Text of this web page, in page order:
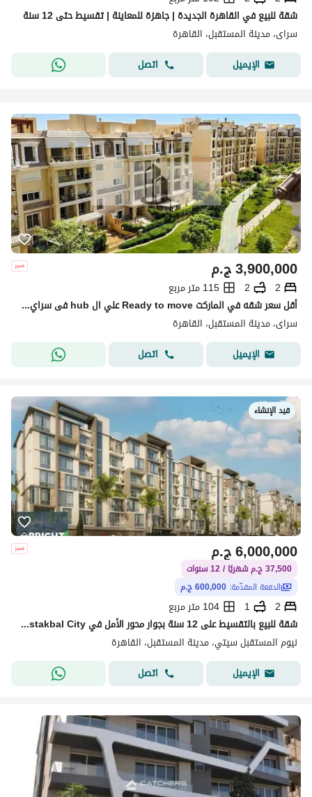
شقة للبيع في القاهرة الجديدة | جاهزة للمعاينة | تقسيط حتى 12 سنة
سراى، مدينة المستقبل، القاهرة
الإيميل
اتصل
ج.م3,900,000
2
2
115 متر مربع
أقل سعر شقه في الماركت Ready to move علي ال hub فى سراي SARAI دقائق من مدينتي المتسقبل سيتي . .
سراى، مدينة المستقبل، القاهرة
الإيميل
اتصل
قيد الإنشاء
ج.م6,000,000
37,500 ج.م شهريًا / 12 سنوات
الدفعة المقدّمة: 600,000 ج.م
2
1
104 متر مربع
شقة للبيع بالتقسيط على 12 سنة بجوار محور الأمل في Nyoum Mostakbal City
نيوم المستقبل سيتي، مدينة المستقبل، القاهرة
الإيميل
اتصل